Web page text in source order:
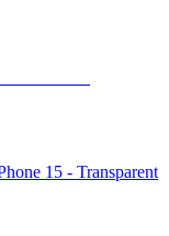
15 - Transparent